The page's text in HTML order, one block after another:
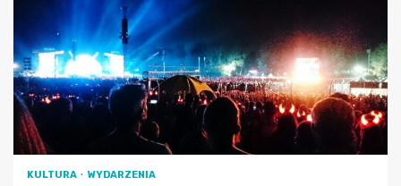
KULTURA WYDARZENIA